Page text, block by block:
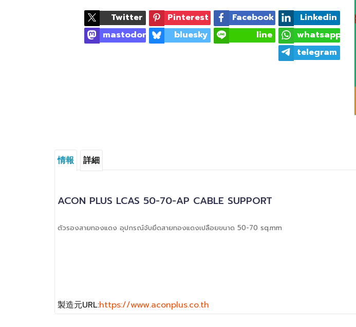
Twitter Pinterest Facebook
Linkedin
mastodon
bluesky line
whatsapp
telegram
情報 詳細
ACON PLUS LCAS 50-70-AP CABLE SUPPORT
ตัวรองสายทองแดง อุปกรณ์จับยึดสายทองแดงเปลือยขนาด 50-70 sq.mm
製造元URL:https://www.aconplus.co.th